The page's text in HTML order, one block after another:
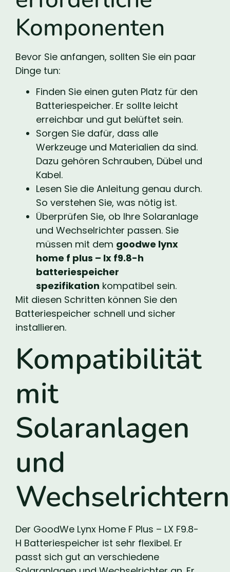
Komponenten
Bevor Sie anfangen, sollten Sie ein paar
Dinge tun:
Finden Sie einen guten Platz für den
Batteriespeicher. Er sollte leicht
erreichbar und gut belüftet sein.
Sorgen Sie dafür, dass alle
Werkzeuge und Materialien da sind.
Dazu gehören Schrauben, Dübel und
Kabel.
Lesen Sie die Anleitung genau durch.
So verstehen Sie, was nötig ist.
Überprüfen Sie, ob Ihre Solaranlage
und Wechselrichter passen. Sie
müssen mit dem goodwe lynx
home f plus – lx f9.8-h
batteriespeicher
spezifikation kompatibel sein.
Mit diesen Schritten können Sie den
Batteriespeicher schnell und sicher
installieren.
Kompatibilität
mit
Solaranlagen
und
Wechselrichtern
Der GoodWe Lynx Home F Plus – LX F9.8-
H Batteriespeicher ist sehr flexibel. Er
passt sich gut an verschiedene